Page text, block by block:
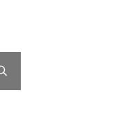
Submit search